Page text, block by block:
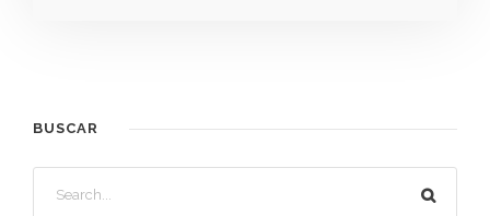
BUSCAR